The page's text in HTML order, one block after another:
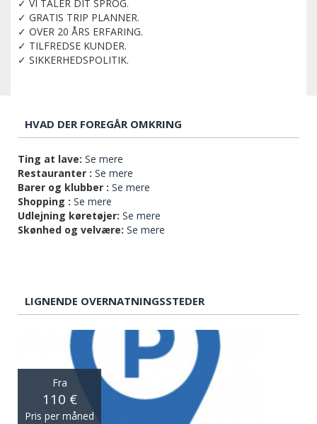
✓ VI TALER DIT SPROG.
✓ GRATIS TRIP PLANNER.
✓ OVER 20 ÅRS ERFARING.
✓ TILFREDSE KUNDER.
✓ SIKKERHEDSPOLITIK.
HVAD DER FOREGÅR OMKRING
Ting at lave: Se mere
Restauranter : Se mere
Barer og klubber : Se mere
Shopping : Se mere
Udlejning køretøjer: Se mere
Skønhed og velvære: Se mere
LIGNENDE OVERNATNINGSSTEDER
Fra
110 €
Pris per måned